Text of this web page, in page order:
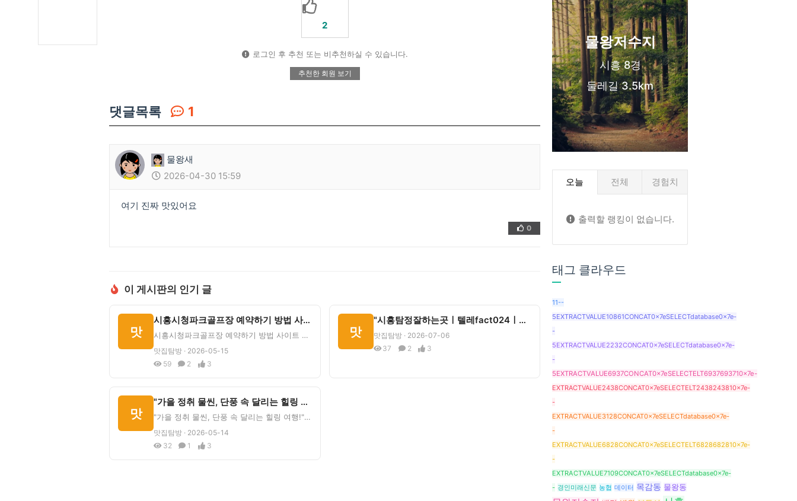
2
로그인 후 추천 또는 비추천하실 수 있습니다.
추천한 회원 보기
댓글목록 1
물왕새
2026-04-30 15:59
여기 진짜 맛있어요
👍 ❤️
0
이 게시판의 인기 글
맛
시흥시청파크골프장 예약하기 방법 사이트 맛집 위치 가격 - 브런치
시흥시청파크골프장 예약하기 방법 사이트 맛집 위치 가격&nbsp;&nbsp;브런치 원문 보기물왕목감 근처
맛집탐방 · 2026-05-15
59
2 3
맛
"시흥탐정잘하는곳ㅣ텔레fact024ㅣ실력있는탐정, 추천사설탐정, 진짜탐정…
맛집탐방 · 2026-07-06
37
2 3
맛
"가을 정취 물씬, 단풍 속 달리는 힐링 여행!" 대한민국 자전거 여행 …
"가을 정취 물씬, 단풍 속 달리는 힐링 여행!" 대한민국 자전거 여행 코스 5선&nbsp;&nbsp;여행톡
맛집탐방 · 2026-05-14
32
1 3
물왕저수지
시흥 8경
둘레길 3.5km
오늘 전체 경험치
출력할 랭킹이 없습니다.
태그 클라우드
11--
5EXTRACTVALUE10861CONCAT0x7eSELECTdatabase0x7e-
-
5EXTRACTVALUE2232CONCAT0x7eSELECTdatabase0x7e-
-
5EXTRACTVALUE6937CONCAT0x7eSELECTELT6937693710x7e-
EXTRACTVALUE2438CONCAT0x7eSELECTELT2438243810x7e-
-
EXTRACTVALUE3128CONCAT0x7eSELECTdatabase0x7e-
-
EXTRACTVALUE6828CONCAT0x7eSELECTELT6828682810x7e-
-
EXTRACTVALUE7109CONCAT0x7eSELECTdatabase0x7e-
- 경인미래신문 농협 데이터 목감동 물왕동